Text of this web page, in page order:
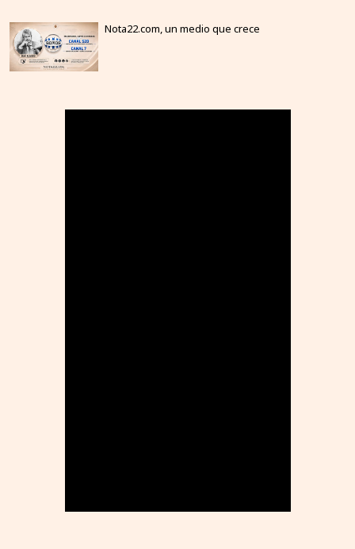
Nota22.com, un medio que crece